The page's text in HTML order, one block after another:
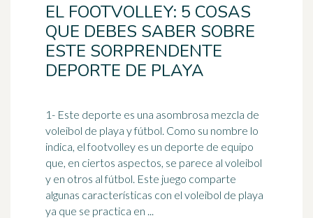
EL FOOTVOLLEY: 5 COSAS
QUE DEBES SABER SOBRE
ESTE SORPRENDENTE
DEPORTE DE PLAYA
1- Este deporte es una asombrosa mezcla de
voleibol de playa y fútbol. Como su nombre lo
indica, el footvolley es un deporte de equipo
que, en ciertos aspectos, se parece al voleibol
y en otros al fútbol. Este juego comparte
algunas características con el voleibol de playa
ya que se practica en ...